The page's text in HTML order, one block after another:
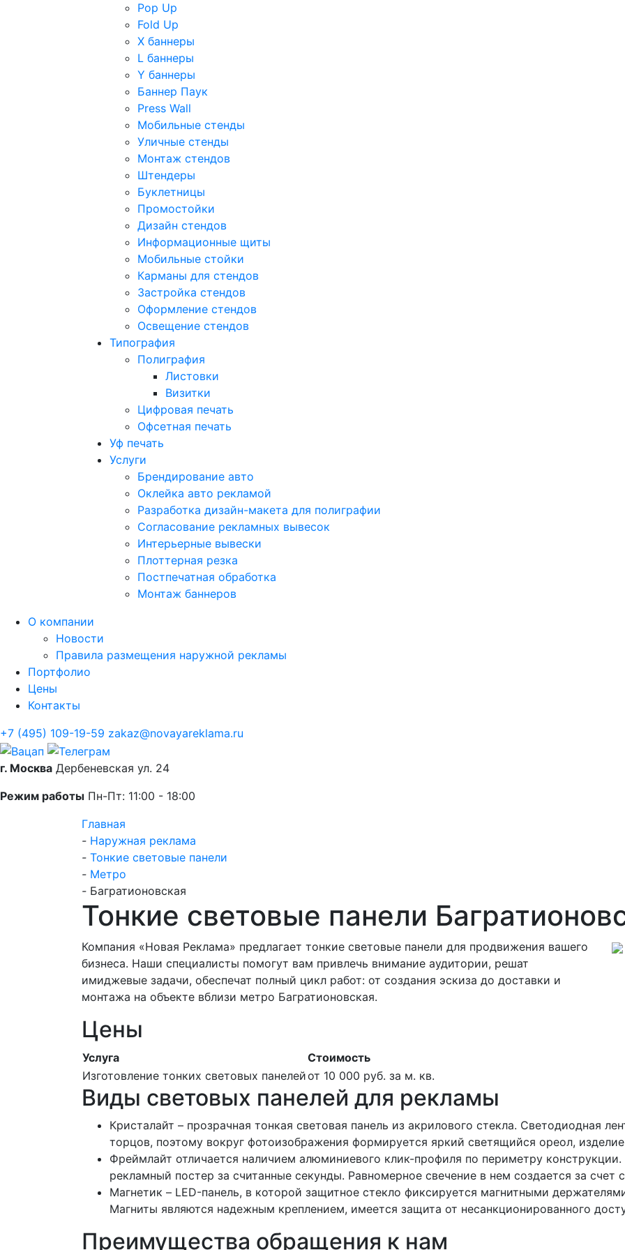
Pop Up
Fold Up
Х баннеры
L баннеры
Y баннеры
Баннер Паук
Press Wall
Мобильные стенды
Уличные стенды
Монтаж стендов
Штендеры
Буклетницы
Промостойки
Дизайн стендов
Информационные щиты
Мобильные стойки
Карманы для стендов
Застройка стендов
Оформление стендов
Освещение стендов
Типография
Полиграфия
Листовки
Визитки
Цифровая печать
Офсетная печать
Уф печать
Услуги
Брендирование авто
Оклейка авто рекламой
Разработка дизайн-макета для полиграфии
Согласование рекламных вывесок
Интерьерные вывески
Плоттерная резка
Постпечатная обработка
Монтаж баннеров
О компании
Новости
Правила размещения наружной рекламы
Портфолио
Цены
Контакты
+7 (495) 109-19-59 zakaz@novayareklama.ru
г. Москва Дербеневская ул. 24
Режим работы Пн-Пт: 11:00 - 18:00
Главная
- Наружная реклама
- Тонкие световые панели
- Метро
- Багратионовская
Тонкие световые панели
Компания «Новая Реклама» предлагает тонкие световые панели для продвижения вашего
бизнеса. Наши специалисты помогут вам привлечь внимание аудитории, решат
имиджевые задачи, обеспечат полный цикл работ: от создания эскиза до доставки и
монтажа на объекте вблизи метро Багратионовская.
Цены
Услуга
Стоимость
Изготовление тонких световых панелейот 10 000 руб. за м. кв.
Виды световых панелей для рекламы
Кристалайт – прозрачная тонкая световая панель из акрилового стекла. Светодиодная
торцов, поэтому вокруг фотоизображения формируется яркий светящийся ореол,
Фреймлайт отличается наличием алюминиевого клик-профиля по периметру
рекламный постер за считанные секунды. Равномерное свечение в нем создается за счет
Магнетик – LED-панель, в которой защитное стекло фиксируется магнитными
Магниты являются надежным креплением, имеется защита от несанкционированного
Преимущества обращения к нам